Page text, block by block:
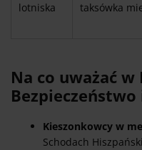
lotniska
taksówka
Na co uważać w
Kieszonkowcy w
Schodach